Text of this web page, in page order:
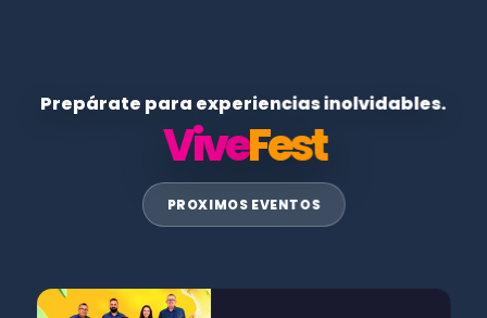
Prepárate para experiencias inolvidables.
ViveFest
PROXIMOS EVENTOS